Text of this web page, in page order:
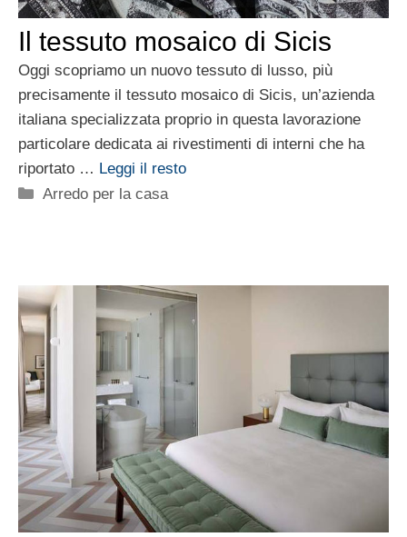
Il tessuto mosaico di Sicis
Oggi scopriamo un nuovo tessuto di lusso, più
precisamente il tessuto mosaico di Sicis, un’azienda
italiana specializzata proprio in questa lavorazione
particolare dedicata ai rivestimenti di interni che ha
riportato … Leggi il resto
Categorie
Arredo per la casa